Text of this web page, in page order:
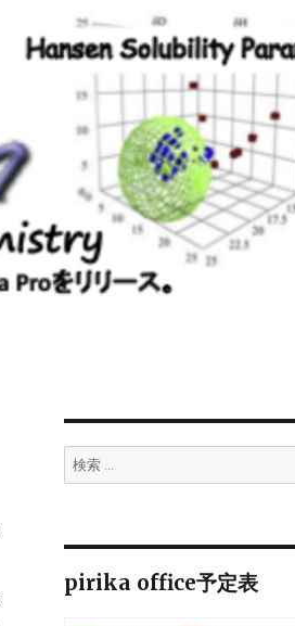
検
索:
pirika office予定表